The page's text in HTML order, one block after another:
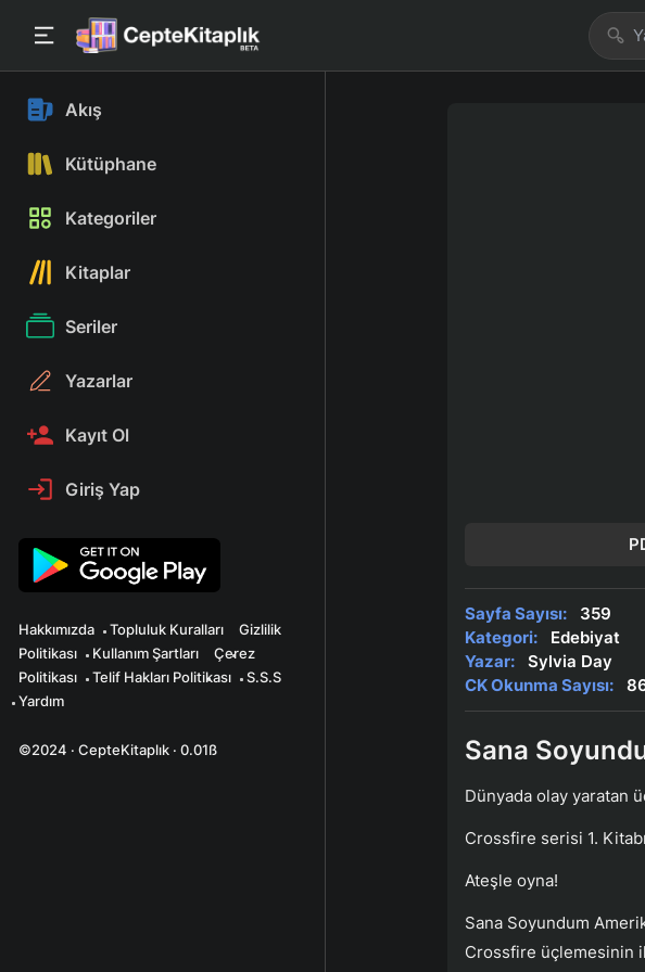
Akış
Kütüphane
Kategoriler
Kitaplar
Seriler
Yazarlar
Kayıt Ol
Giriş Yap
Hakkımızda Topluluk Kuralları
Gizlilik
Politikası
Kullanım Şartları
Çerez
Politikası
Telif Hakları Politikası
S.S.S
Yardım
©2024 · CepteKitaplık · 0.01ß
Sayfa Sayısı:
359
Kategori:
Edebiyat
Yazar:
Sylvia Day
CK Okunma Sayısı:
Sana
Dünyada olay yaratan
Crossfire serisi 1.
Ateşle oyna!
Sana Soyundum
Crossfire üçlemesinin